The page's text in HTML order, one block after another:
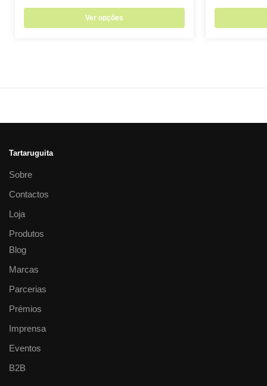
Ver opções
Tartaruguita
Sobre
Contactos
Loja
Produtos
Blog
Marcas
Parcerias
Prémios
Imprensa
Eventos
B2B